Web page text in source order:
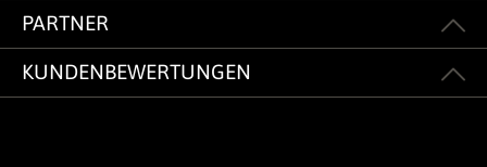
PARTNER
KUNDENBEWERTUNGEN